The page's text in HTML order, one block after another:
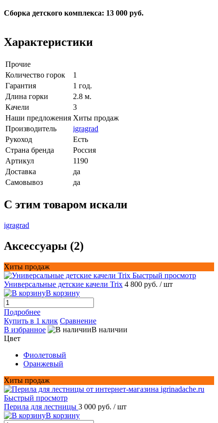
Сборка детского комплекса: 13 000 руб.
Характеристики
Прочие
Количество горок
1
Гарантия
1 год.
Длина горки
2.8 м.
Качели
3
Наши предложения Хиты продаж
Производитель
igragrad
Рукоход
Есть
Страна бренда
Россия
Артикул
1190
Доставка
да
Самовывоз
да
C этим товаром искали
igragrad
Аксессуары (2)
Хиты продаж
Быстрый просмотр
Универсальные детские качели Trix 4 800 руб. / шт
В корзину
Подробнее
Купить в 1 клик Сравнение
В избранное
В наличии
Цвет
Фиолетовый
Оранжевый
Хиты продаж
Быстрый просмотр
Перила для лестницы 3 000 руб. / шт
В корзину